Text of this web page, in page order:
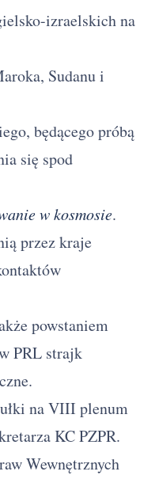
izraelskich na
Sudanu i
będącego próbą
się spod
w kosmosie.
przez kraje
powstaniem
PRL strajk
na VIII plenum
KC PZPR.
Wewnętrznych